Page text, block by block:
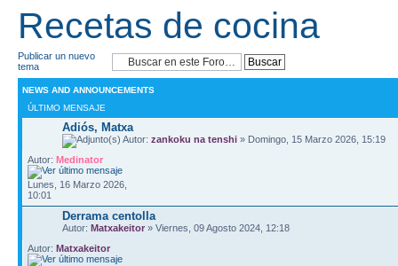
Recetas de cocina
Publicar un nuevo
tema
NEWS AND ANNOUNCEMENTS
ÚLTIMO MENSAJE
Adiós, Matxa
Autor: zankoku na tenshi » Domingo, 15 Marzo 2026, 15:19
Autor: Medinator
Lunes, 16 Marzo 2026,
10:01
Derrama centolla
Autor: Matxakeitor » Viernes, 09 Agosto 2024, 12:18
Autor: Matxakeitor